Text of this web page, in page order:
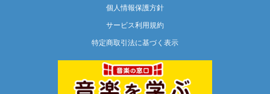
個人情報保護方針
サービス利用規約
特定商取引法に基づく表示